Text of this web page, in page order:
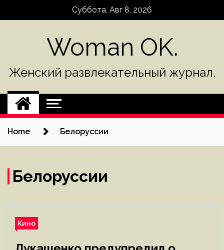
Суббота, Авг 8, 2026
Woman OK.
Женский развлекательный журнал.
Home Белоруссии
Белоруссии
Кино